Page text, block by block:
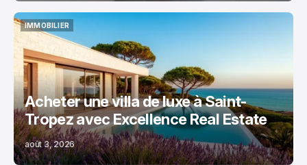
IMMOBILIER
IMMOBILIER
Acheter une villa de luxe à Saint-
Tropez avec Excellence Real Estate
août 3, 2026